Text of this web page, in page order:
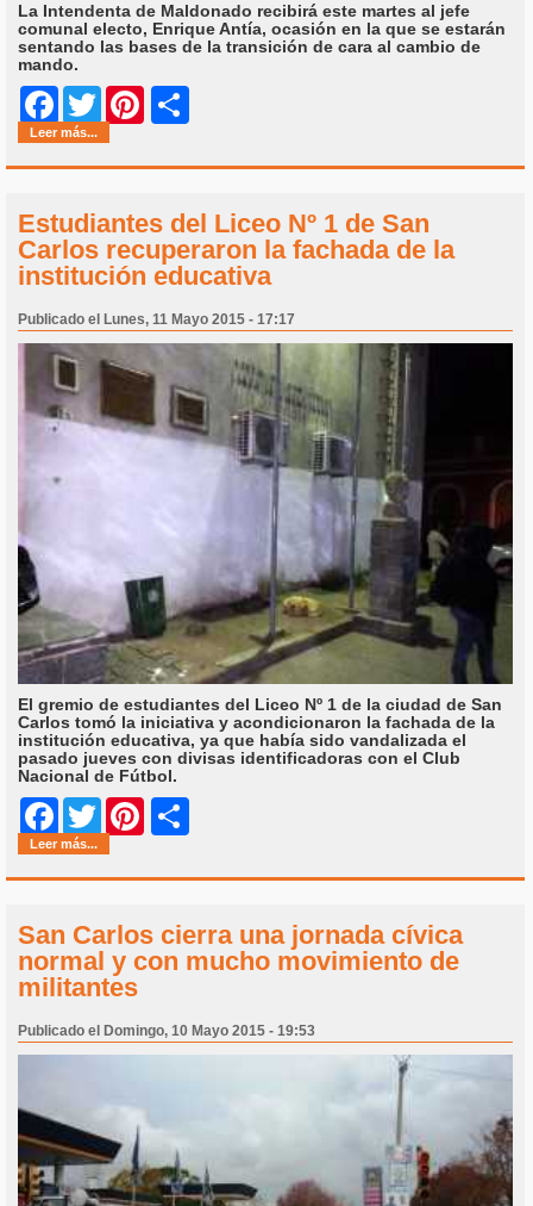
La Intendenta de Maldonado recibirá este martes al jefe
comunal electo, Enrique Antía, ocasión en la que se estarán
sentando las bases de la transición de cara al cambio de
mando.
Facebook
Twitter Pinterest
Leer más...
Estudiantes del Liceo Nº 1 de San
Carlos recuperaron la fachada de la
institución educativa
Publicado el Lunes, 11 Mayo 2015 - 17:17
El gremio de estudiantes del Liceo Nº 1 de la ciudad de San
Carlos tomó la iniciativa y acondicionaron la fachada de la
institución educativa, ya que había sido vandalizada el
pasado jueves con divisas identificadoras con el Club
Nacional de Fútbol.
Facebook
Twitter Pinterest
Leer más...
San Carlos cierra una jornada cívica
normal y con mucho movimiento de
militantes
Publicado el Domingo, 10 Mayo 2015 - 19:53